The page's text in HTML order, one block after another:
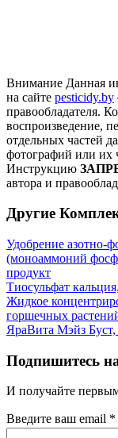
Внимание Данная
на сайте pesticidy.by
правообладателя.
воспроизведение,
отдельных частей
фотографий или их
Инструкцию
автора и
Другие
Удобрение азотно-
(моноаммоний
продукт
Тиосульфат
Жидкое
горшечных
ЯраВита Мэйз
Подпишитесь
И получайте
Введите ваш email *